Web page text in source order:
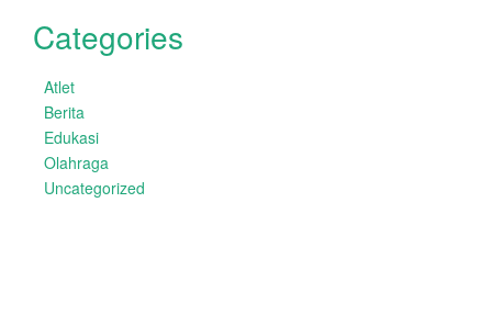
Categories
Atlet
Berita
Edukasi
Olahraga
Uncategorized